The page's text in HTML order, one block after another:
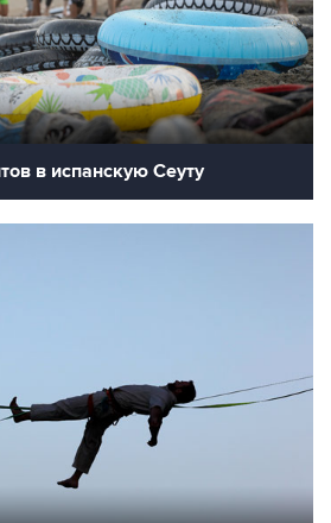
в испанскую Сеуту